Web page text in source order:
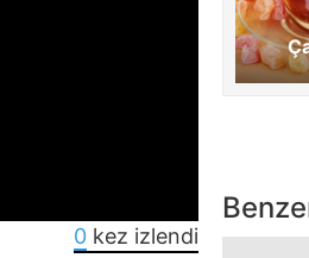
0kez izlendi